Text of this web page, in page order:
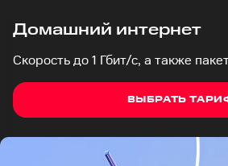
Домашний интернет
Скорость до 1 Гбит/с, а также
ВЫБРАТЬ